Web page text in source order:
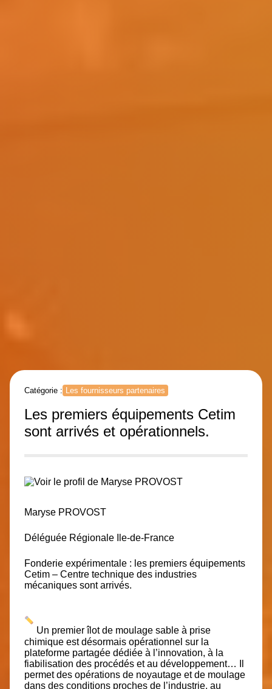
Catégorie : Les fournisseurs partenaires
Les premiers équipements Cetim
sont arrivés et opérationnels.
Maryse PROVOST
Déléguée Régionale Ile-de-France
Fonderie expérimentale : les premiers équipements
Cetim – Centre technique des industries
mécaniques sont arrivés.
Un premier îlot de moulage sable à prise
chimique est désormais opérationnel sur la
plateforme partagée dédiée à l’innovation, à la
fiabilisation des procédés et au développement… Il
permet des opérations de noyautage et de moulage
dans des conditions proches de l’industrie, au